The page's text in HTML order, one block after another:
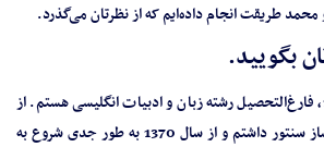
طریقت انجام داده‌ایم که از نظرتان می‌گذرد.
بگویید.
محمد طریقت، متولد1356، فارغ‌التحصیل رشته زبان و ادبیات انگلیسی هستم. از
کودکی علاقه‌ی زیادی به ساز سنتور داشتم و از سال 1370 به طور جدی شروع به